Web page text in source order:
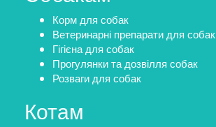
Корм для собак
Ветеринарні препарати для собак
Гігієна для собак
Прогулянки та дозвілля собак
Розваги для собак
Котам